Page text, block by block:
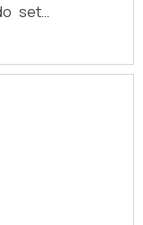
setor
seus
e
EM
DO
Abc
Abc